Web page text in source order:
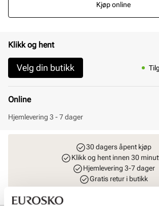
Kjøp online
Klikk og hent
Velg din butikk
Online
Hjemlevering 3 - 7 dager
30 dagers åpent kjøp
Klikk og hent innen 30
Hjemlevering 3-7 dager
Gratis retur i butikk